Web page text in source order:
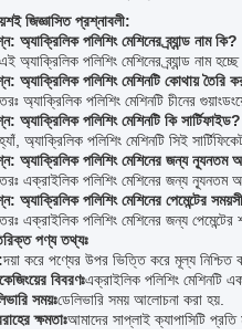
জিজ্ঞাসিত প্রশ্নাবলী:
অ্যাক্রিলিক পলিশিং মেশিনের ব্র্যান্ড নাম কি?
অ্যাক্রিলিক পলিশিং মেশিনের ব্র্যান্ড নাম
অ্যাক্রিলিক পলিশিং মেশিনটি কোথায় তৈরি
অ্যাক্রিলিক পলিশিং মেশিনটি চীনের
অ্যাক্রিলিক পলিশিং মেশিনটি কি সার্টিফাইড?
অ্যাক্রিলিক পলিশিং মেশিনটি সিই
অ্যাক্রিলিক পলিশিং মেশিনের জন্য ন্যূনতম
এক্রাইলিক পলিশিং মেশিনের জন্য ন্যূনতম
অ্যাক্রিলিক পলিশিং মেশিনের পেমেন্টের
এক্রাইলিক পলিশিং মেশিনের জন্য
পণ্য তথ্যঃ
দয়া করে পণ্যের উপর ভিত্তি করে মূল্য নিশ্চিত
বিবরণঃএক্রাইলিক পলিশিং মেশিনটি
সময়ঃডেলিভারি সময় আলোচনা করা হয়.
ক্ষমতাঃআমাদের সাপ্লাই ক্যাপাসিটি